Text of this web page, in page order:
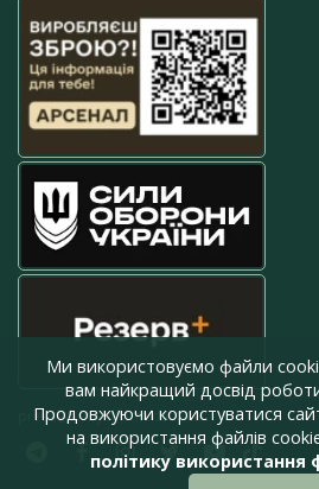
press@armyinform.com.ua
Ми використовуємо файли
вам найкращий досвід
Продовжуючи користуватися
на використання файлів
політику використання